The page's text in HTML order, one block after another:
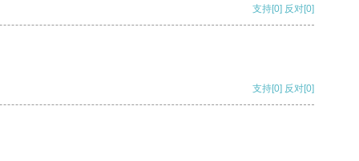
支持[0] 反对[0]
支持[0] 反对[0]